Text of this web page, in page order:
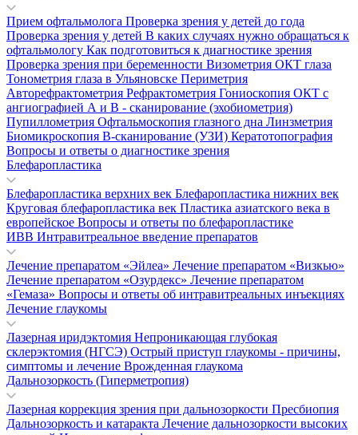
Прием офтальмолога Проверка зрения у детей до года
Проверка зрения у детей В каких случаях нужно обращаться к
офтальмологу Как подготовиться к диагностике зрения
Проверка зрения при беременности Визометрия ОКТ глаза
Тонометрия глаза в Ульяновске Периметрия
Авторефрактометрия Рефрактометрия Гониоскопия ОКТ с
ангиографией А и В - сканирование (эхобиометрия)
Пупиллометрия Офтальмоскопия глазного дна Линзметрия
Биомикроскопия В-сканирование (УЗИ) Кератотопография
Вопросы и ответы о диагностике зрения
Блефаропластика
Блефаропластика верхних век Блефаропластика нижних век
Круговая блефаропластика век Пластика азиатского века в
европейское Вопросы и ответы по блефаропластике
ИВВ Интравитреальное введение препаратов
Лечение препаратом «Эйлеа» Лечение препаратом «Визкью»
Лечение препаратом «Озурдекс» Лечение препаратом
«Гемаза» Вопросы и ответы об интравитреальных инъекциях
Лечение глаукомы
Лазерная иридэктомия Непроникающая глубокая
склерэктомия (НГСЭ) Острый приступ глаукомы - причины,
симптомы и лечение Врожденная глаукома
Дальнозоркость (Гиперметропия)
Лазерная коррекция зрения при дальнозоркости Пресбиопия
Дальнозоркость и катаракта Лечение дальнозоркости высоких